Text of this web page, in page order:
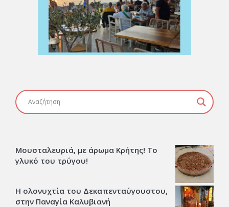
Μουσταλευριά, με άρωμα Κρήτης! Το
γλυκό του τρύγου!
Η ολονυχτία του Δεκαπενταύγουστου,
στην Παναγία Καλυβιανή